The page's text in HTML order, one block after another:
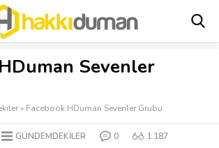
Sevenler
» Facebook HDuman Sevenler Grubu
GÜNDEMDEKILER 0 1.187